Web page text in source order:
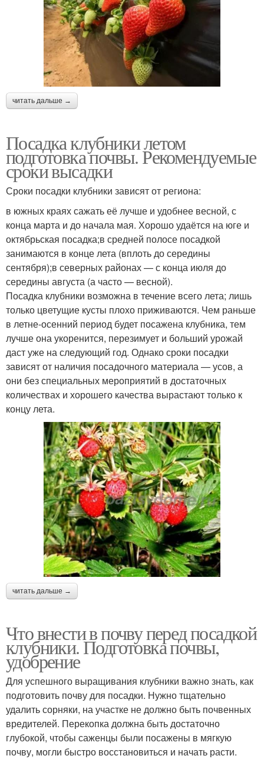
читать дальше →
Посадка клубники летом
подготовка почвы. Рекомендуемые
сроки высадки
Сроки посадки клубники зависят от региона:
в южных краях сажать её лучше и удобнее весной, с
конца марта и до начала мая. Хорошо удаётся на юге и
октябрьская посадка;в средней полосе посадкой
занимаются в конце лета (вплоть до середины
сентября);в северных районах — с конца июля до
середины августа (а часто — весной).
Посадка клубники возможна в течение всего лета; лишь
только цветущие кусты плохо приживаются. Чем раньше
в летне-осенний период будет посажена клубника, тем
лучше она укоренится, перезимует и больший урожай
даст уже на следующий год. Однако сроки посадки
зависят от наличия посадочного материала — усов, а
они без специальных мероприятий в достаточных
количествах и хорошего качества вырастают только к
концу лета.
читать дальше →
Что внести в почву перед посадкой
клубники. Подготовка почвы,
удобрение
Для успешного выращивания клубники важно знать, как
подготовить почву для посадки. Нужно тщательно
удалить сорняки, на участке не должно быть почвенных
вредителей. Перекопка должна быть достаточно
глубокой, чтобы саженцы были посажены в мягкую
почву, могли быстро восстановиться и начать расти.